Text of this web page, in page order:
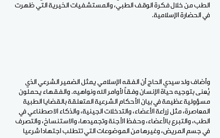
الطب من خلال فكرة الوقف الطبي، والمستشفيات الخيرية التي ظهرت
في الحضارة الإسلامية.
وأضاف ولد سيدي الحاج أن الفقه الإسلامي يمثل الضمير الشرعي الذي
يُعنى بتوجيه حياة الإنسان وفقاً لأوامر الله ونواهيه. والفقهاء يحملون
مسؤولية عظيمة في بيان الأحكام الشرعية المتعلقة بالقضايا الطبية
المعاصرة، مثل زراعة الأعضاء، والتدخلات الجينية، والذكاء الاصطناعي في
الطب، والتبرع بالأعضاء، وحفظ الأجنة وتجميدها، والاستنساخ، والتصرف
في جسم المريض، وغيرها من الموضوعات التي تتطلب اجتهادا شرعيا